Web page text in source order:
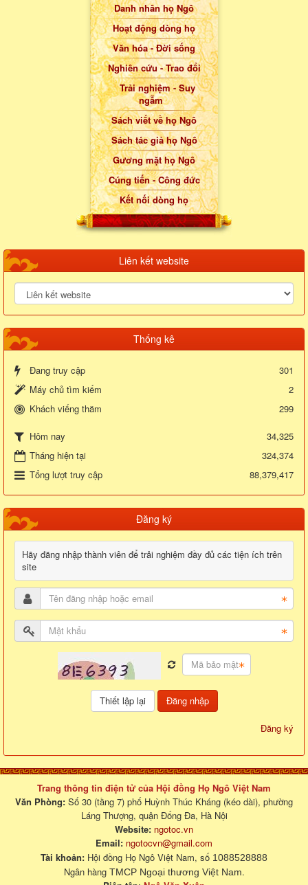
Danh nhân họ Ngô
Hoạt động dòng họ
Văn hóa - Đời sống
Nghiên cứu - Trao đổi
Trải nghiệm - Suy
ngẫm
Sách viết về họ Ngô
Sách tác giả họ Ngô
Gương mặt họ Ngô
Cúng tiến - Công đức
Kết nối dòng họ
Liên kết website
Thống kê
Đang truy cập
301
Máy chủ tìm kiếm
2
Khách viếng thăm
299
Hôm nay
34,325
Tháng hiện tại
324,374
Tổng lượt truy cập
88,379,417
Đăng ký
Hãy đăng nhập thành viên để trải nghiệm đầy đủ các tiện ích trên
site
Đăng nhập
Đăng ký
Trang thông tin điện tử của Hội đồng Họ Ngô Việt Nam
Văn Phòng: Số 30 (tầng 7) phố Huỳnh Thúc Kháng (kéo dài), phường
Láng Thượng, quận Đống Đa, Hà Nội
Website: ngotoc.vn
Email: ngotocvn@gmail.com
Tài khoản: Hội đồng Họ Ngô Việt Nam, số 1088528888
Ngân hàng TMCP Ngoại thương Việt Nam.